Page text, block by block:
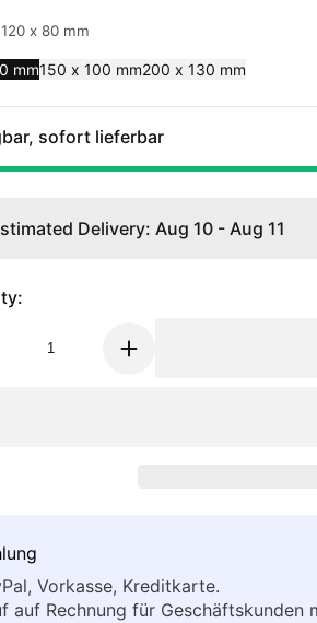
120 x 80 mm
mm150 x 100 mm200 x 130 mm
sofort lieferbar
Delivery: Aug 10 - Aug 11
Vorkasse, Kreditkarte.
auf Rechnung für Geschäftskunden